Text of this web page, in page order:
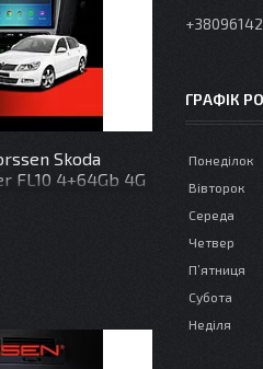
Skoda
FL10 4+64Gb 4G
ГРАФІК
Понеділок
Вівторок
Середа
Четвер
Пʼятниця
Субота
Неділя